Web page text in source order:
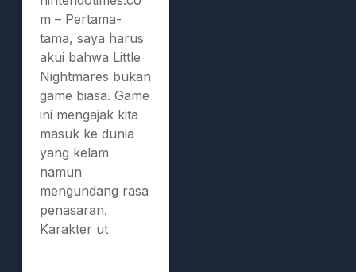
m – Pertama-
tama, saya harus
akui bahwa Little
Nightmares bukan
game biasa. Game
ini mengajak kita
masuk ke dunia
yang kelam
namun
mengundang rasa
penasaran.
Karakter ut